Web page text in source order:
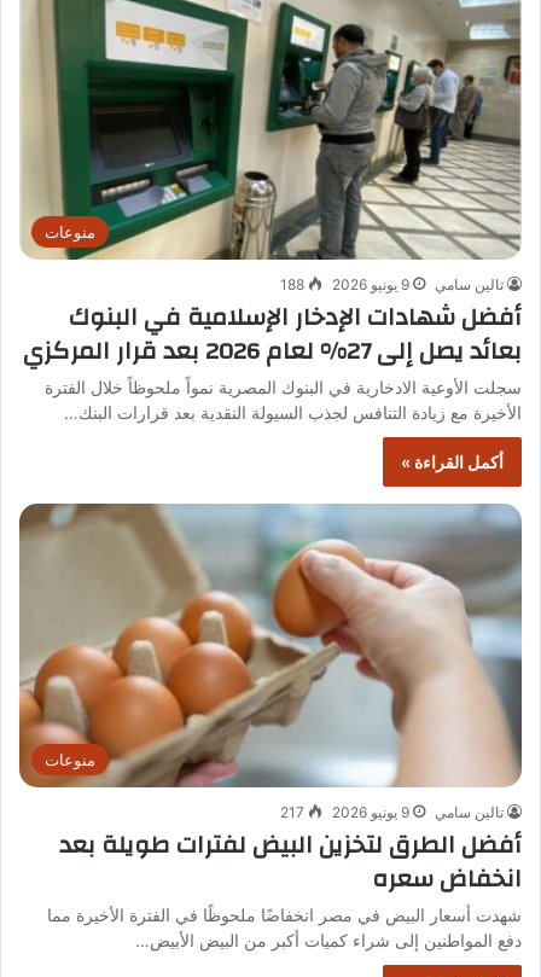
منوعات
تالين سامي 9 يونيو 2026 188
أفضل شهادات الإدخار الإسلامية في البنوك
بعائد يصل إلى 27% لعام 2026 بعد قرار المركزي
سجلت الأوعية الادخارية في البنوك المصرية نمواً ملحوظاً خلال الفترة
الأخيرة مع زيادة التنافس لجذب السيولة النقدية بعد قرارات البنك…
أكمل القراءة »
منوعات
تالين سامي 9 يونيو 2026 217
أفضل الطرق لتخزين البيض لفترات طويلة بعد
انخفاض سعره
شهدت أسعار البيض في مصر انخفاضًا ملحوظًا في الفترة الأخيرة مما
دفع المواطنين إلى شراء كميات أكبر من البيض الأبيض…